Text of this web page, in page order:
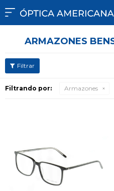

ARMAZONES
Filtrando por: Armazones